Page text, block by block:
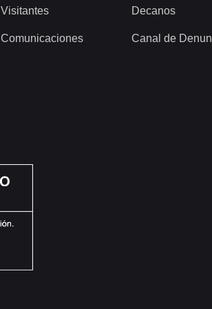
Visitantes
Comunicaciones
Decanos
Canal de